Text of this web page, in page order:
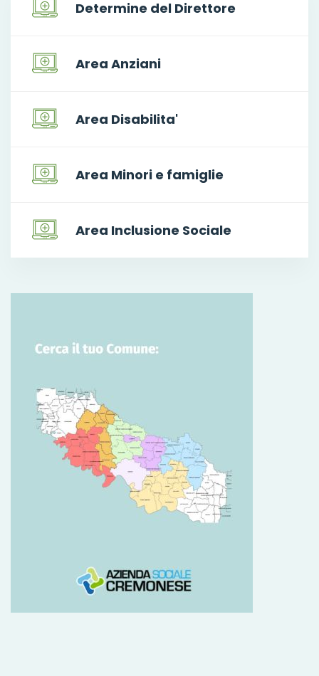
Determine del Direttore
Area Anziani
Area Disabilita'
Area Minori e famiglie
Area Inclusione Sociale